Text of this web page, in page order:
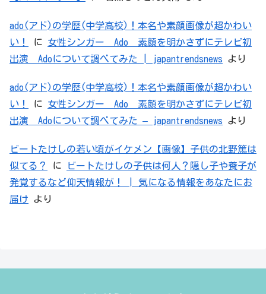
ado(アド)の学歴(中学高校)！本名や素顔画像が超かわい
い！
に 女性シンガー Ado 素顔を明かさずにテレビ初
出演 Adoについて調べてみた | japantrendsnews より
ado(アド)の学歴(中学高校)！本名や素顔画像が超かわい
い！
に 女性シンガー Ado 素顔を明かさずにテレビ初
出演 Adoについて調べてみた – japantrendsnews より
ビートたけしの若い頃がイケメン【画像】子供の北野篤は
似てる？
に
ビートたけしの子供は何人？隠し子や養子が
発覚するなど仰天情報が！ | 気になる情報をあなたにお
届け より